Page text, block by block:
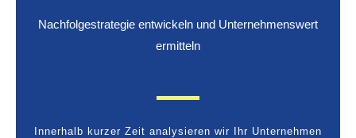
Nachfolgestrategie entwickeln und Unternehmenswert
ermitteln
Innerhalb kurzer Zeit analysieren wir Ihr Unternehmen